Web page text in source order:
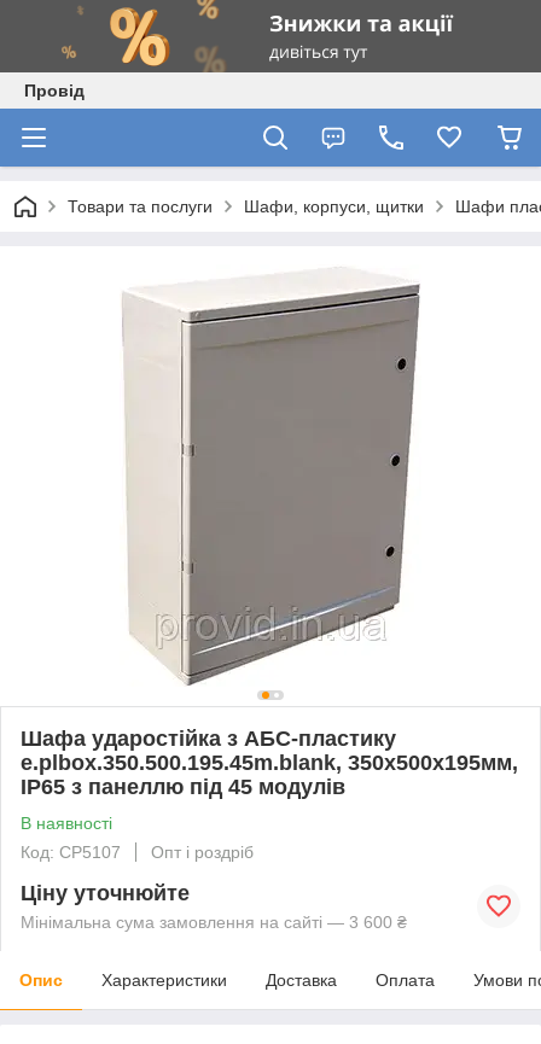
Провід
Товари та послуги Шафи, корпуси, щитки Шафи
Шафа ударостійка з АБС-пластику
e.plbox.350.500.195.45m.blank, 350х500х195мм,
IP65 з панеллю під 45 модулів
В наявності
Код: CP5107
Опт і роздріб
Ціну уточнюйте
Мінімальна сума замовлення на сайті — 3 600 ₴
Опис Характеристики Доставка Оплата Умови